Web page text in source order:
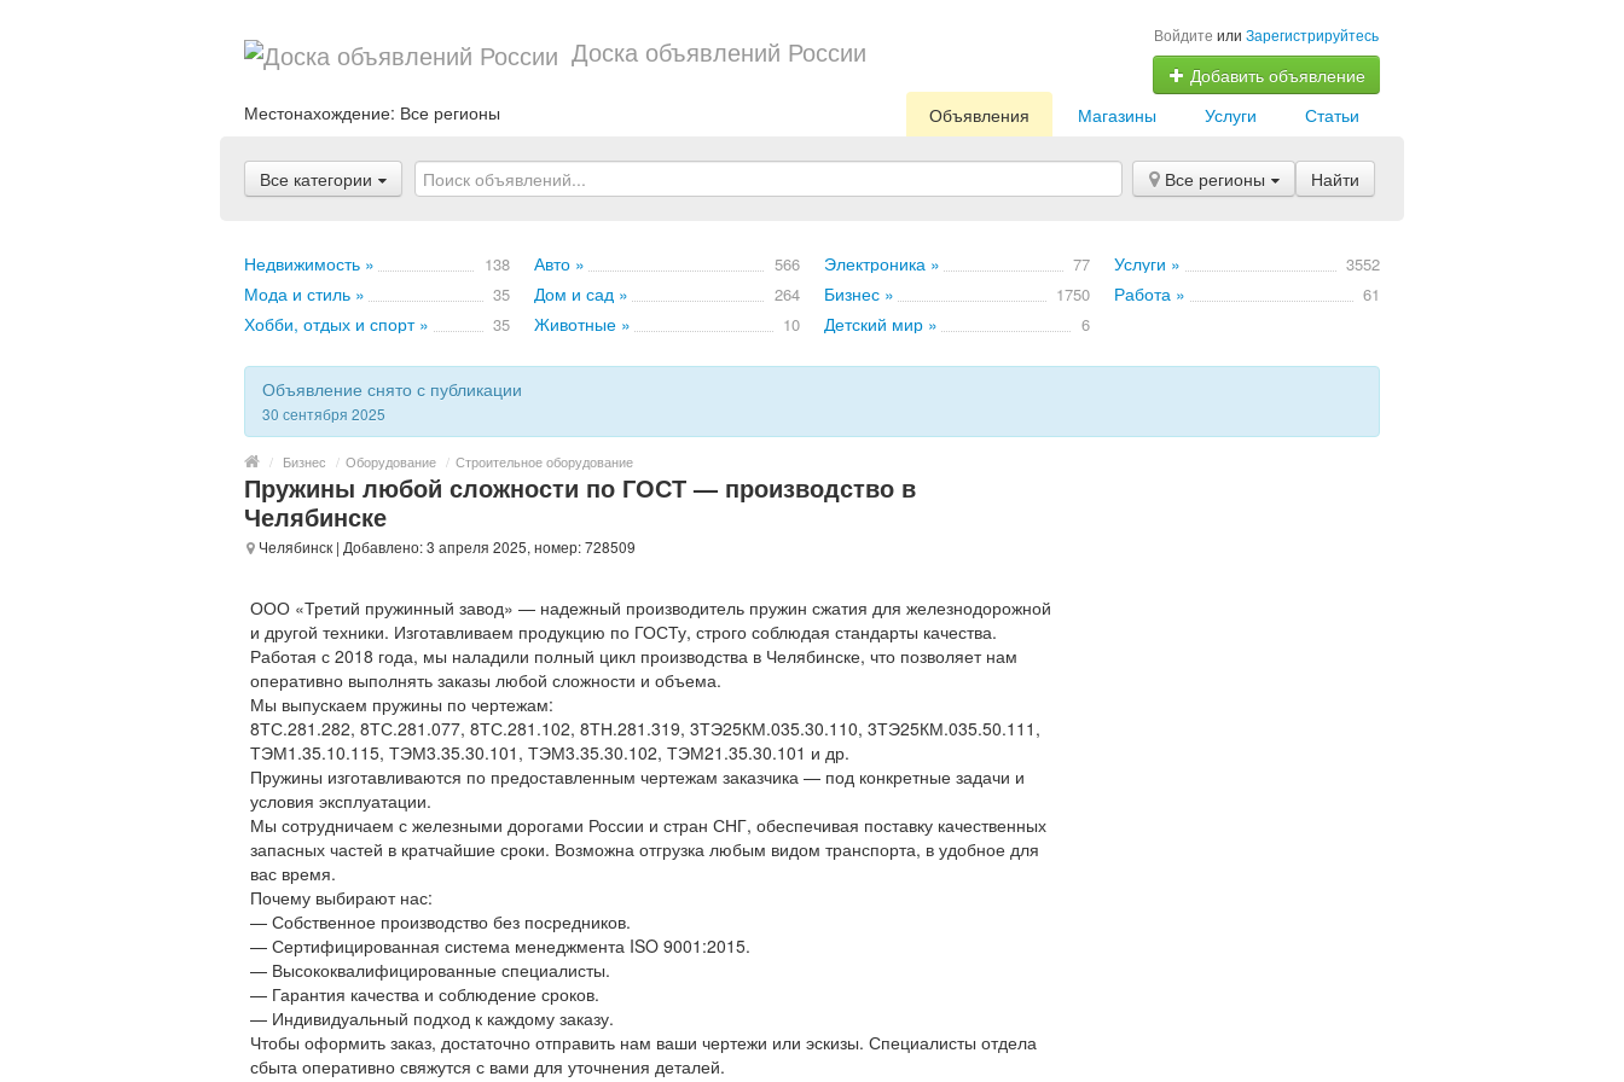
Доска объявлений России Войдите или Зарегистрируйтесь
Добавить объявление
Местонахождение: Все регионы Статьи
Услуги
Магазины
Объявления
Все категории Все регионы Найти
Недвижимость » 138 Авто » 566 Электроника » 77 Услуги » 3552
Мода и стиль » 35 Дом и сад » 264 Бизнес » 1750 Работа » 61
Хобби, отдых и спорт » 35 Животные » 10 Детский мир » 6
Объявление снято с публикации
30 сентября 2025
/ Бизнес / Оборудование / Строительное оборудование
Пружины любой сложности по ГОСТ — производство в
Челябинске
Челябинск | Добавлено: 3 апреля 2025, номер: 728509
ООО «Третий пружинный завод» — надежный производитель пружин сжатия для железнодорожной
и другой техники. Изготавливаем продукцию по ГОСТу, строго соблюдая стандарты качества.
Работая с 2018 года, мы наладили полный цикл производства в Челябинске, что позволяет нам
оперативно выполнять заказы любой сложности и объема.
Мы выпускаем пружины по чертежам:
8ТС.281.282, 8ТС.281.077, 8ТС.281.102, 8ТН.281.319, 3ТЭ25КМ.035.30.110, 3ТЭ25КМ.035.50.111,
ТЭМ1.35.10.115, ТЭМ3.35.30.101, ТЭМ3.35.30.102, ТЭМ21.35.30.101 и др.
Пружины изготавливаются по предоставленным чертежам заказчика — под конкретные задачи и
условия эксплуатации.
Мы сотрудничаем с железными дорогами России и стран СНГ, обеспечивая поставку качественных
запасных частей в кратчайшие сроки. Возможна отгрузка любым видом транспорта, в удобное для
вас время.
Почему выбирают нас:
— Собственное производство без посредников.
— Сертифицированная система менеджмента ISO 9001:2015.
— Высококвалифицированные специалисты.
— Гарантия качества и соблюдение сроков.
— Индивидуальный подход к каждому заказу.
Чтобы оформить заказ, достаточно отправить нам ваши чертежи или эскизы. Специалисты отдела
сбыта оперативно свяжутся с вами для уточнения деталей.